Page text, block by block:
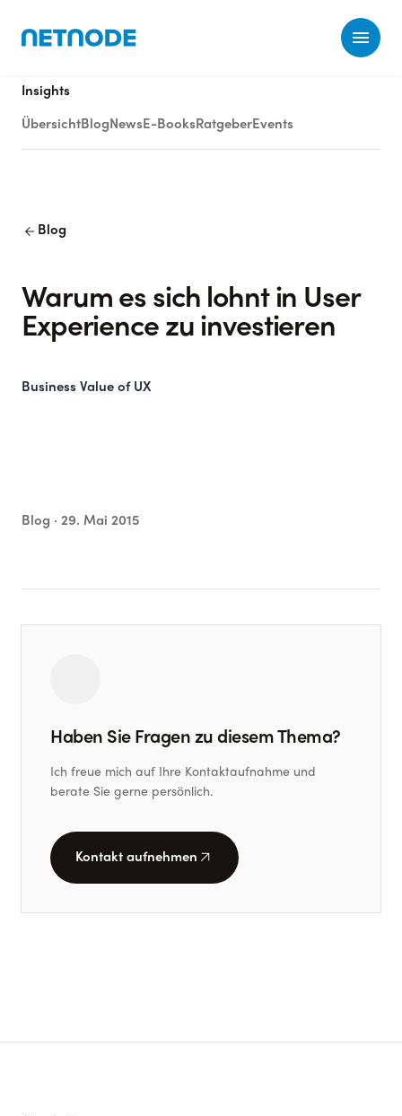
Insights
Übersicht Blog News E-Books Ratgeber Events
arrow_back Blog
Warum es sich lohnt in User
Experience zu investieren
Business Value of UX
Blog · 29. Mai 2015
Haben Sie Fragen zu diesem Thema?
Ich freue mich auf Ihre Kontaktaufnahme und
berate Sie gerne persönlich.
Kontakt aufnehmen arrow_outward